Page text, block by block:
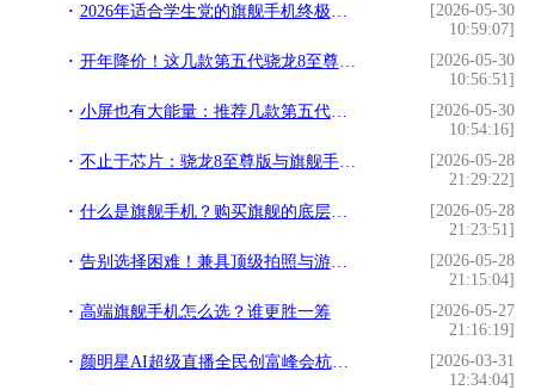
2026年适合学生党的旗舰手机终极推荐，iQOO 15无需纠结
[2026-05-30
10:59:07]
开年降价！这几款第五代骁龙8至尊机型值得冲吗？
[2026-05-30
10:56:51]
小屏也有大能量：推荐几款第五代骁龙8至尊版小屏旗舰
[2026-05-30
10:54:16]
不止于芯片：骁龙8至尊版与旗舰手机的“地基革命”
[2026-05-28
21:29:22]
什么是旗舰手机？购买旗舰的底层逻辑是什么？
[2026-05-28
21:23:51]
告别选择困难！兼具顶级拍照与游戏战力的高端旗舰推荐
[2026-05-28
21:15:04]
高端旗舰手机怎么选？谁更胜一筹
[2026-05-27
21:16:19]
颜明星AI超级直播全民创富峰会杭州落幕，知名大健康操盘手程译墨携手增量传媒
[2026-03-31
12:34:04]